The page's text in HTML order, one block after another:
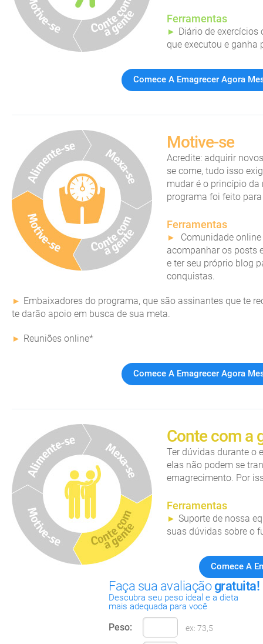
Ferramentas
Diário de
que executou e ganha
Comece A Emagrecer Agora
Motive-se
Acredite: adquirir
se come, tudo isso
mudar é o princípio
programa foi feito
Ferramentas
Comunidade
acompanhar os posts
e ter seu próprio blog
conquistas.
Embaixadores do programa, que são assinantes que te
te darão apoio em busca de sua meta.
Reuniões online*
Comece A Emagrecer Agora
Conte com a
Ter dúvidas durante o
elas não podem se
emagrecimento. Por
Ferramentas
Suporte de nossa
suas dúvidas sobre o
Comece A
Faça sua avaliação gratuita!
Descubra seu peso ideal e a dieta
mais adequada para você
Peso: ex: 73,5